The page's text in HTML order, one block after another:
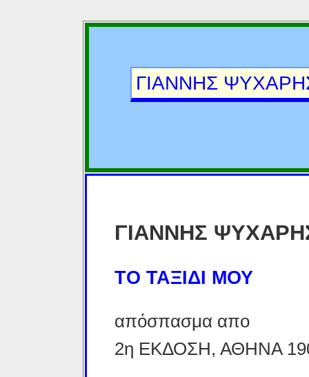
ΓΙΑΝΝΗΣ
ΓΙΑΝΝΗΣ
ΤΟ ΤΑΞΙΔΙ ΜΟΥ
απόσπασμα απο
2η ΕΚΔΟΣΗ, ΑΘΗΝΑ